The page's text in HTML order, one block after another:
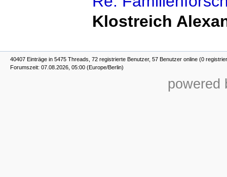
Klostreich
40407 Einträge in 5475 Threads, 72 registrierte Benutzer, 57 Benutzer online (0
Forumszeit: 07.08.2026, 05:00 (Europe/Berlin)
powered